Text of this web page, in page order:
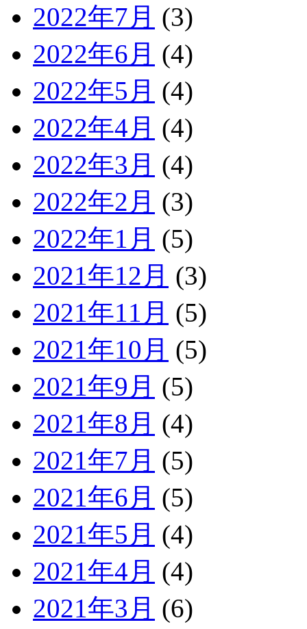
2022年7月 (3)
2022年6月 (4)
2022年5月 (4)
2022年4月 (4)
2022年3月 (4)
2022年2月 (3)
2022年1月 (5)
2021年12月 (3)
2021年11月 (5)
2021年10月 (5)
2021年9月 (5)
2021年8月 (4)
2021年7月 (5)
2021年6月 (5)
2021年5月 (4)
2021年4月 (4)
2021年3月 (6)